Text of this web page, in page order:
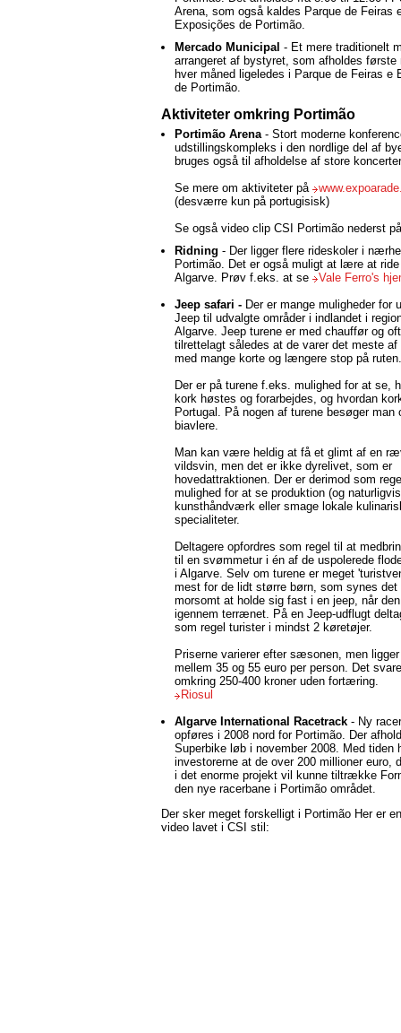
Arena, som også kaldes Parque de Feiras
Exposições de Portimão.
Mercado Municipal- Et mere traditionelt
arrangeret af bystyret, som afholdes første
hver måned ligeledes i Parque de Feiras e
de Portimão.
Aktiviteter omkring Portimão
Portimão Arena - Stort moderne
udstillingskompleks i den nordlige del af
bruges også til afholdelse af store
Se mere om aktiviteter på
(desværre kun på portugisisk)
Se også video clip CSI Portimão nederst
Ridning - Der ligger flere rideskoler i
Portimão. Det er også muligt at lære at
Algarve. Prøv f.eks. at se Vale Ferro's
Jeep safari - Der er mange muligheder for
Jeep til udvalgte områder i indlandet i
Algarve. Jeep turene er med chauffør og
tilrettelagt således at de varer det meste af
med mange korte og længere stop på
Der er på turene f.eks. mulighed for at se,
kork høstes og forarbejdes, og hvordan
Portugal. På nogen af turene besøger man
biavlere.
Man kan være heldig at få et glimt af en
vildsvin, men det er ikke dyrelivet, som er
hovedattraktionen. Der er derimod som
mulighed for at se produktion (og
kunsthåndværk eller smage lokale
specialiteter.
Deltagere opfordres som regel til at
til en svømmetur i én af de uspolerede
i Algarve. Selv om turene er meget
mest for de lidt større børn, som synes det
morsomt at holde sig fast i en jeep, når
igennem terrænet. På en Jeep-udflugt
som regel turister i mindst 2 køretøjer.
Priserne varierer efter sæsonen, men
mellem 35 og 55 euro per person. Det
omkring 250-400 kroner uden fortæring.
Riosul
Algarve International Racetrack- Ny
opføres i 2008 nord for Portimão. Der
Superbike løb i november 2008. Med tiden
investorerne at de over 200 millioner euro,
i det enorme projekt vil kunne tiltrække
den nye racerbane i Portimão området.
Der sker meget forskelligt i Portimão Her er
video lavet i CSI stil: